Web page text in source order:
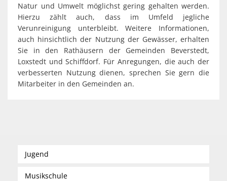
Natur und Umwelt möglichst gering gehalten werden.
Hierzu zählt auch, dass im Umfeld jegliche
Verunreinigung unterbleibt. Weitere Informationen,
auch hinsichtlich der Nutzung der Gewässer, erhalten
Sie in den Rathäusern der Gemeinden Beverstedt,
Loxstedt und Schiffdorf. Für Anregungen, die auch der
verbesserten Nutzung dienen, sprechen Sie gern die
Mitarbeiter in den Gemeinden an.
Jugend
Musikschule